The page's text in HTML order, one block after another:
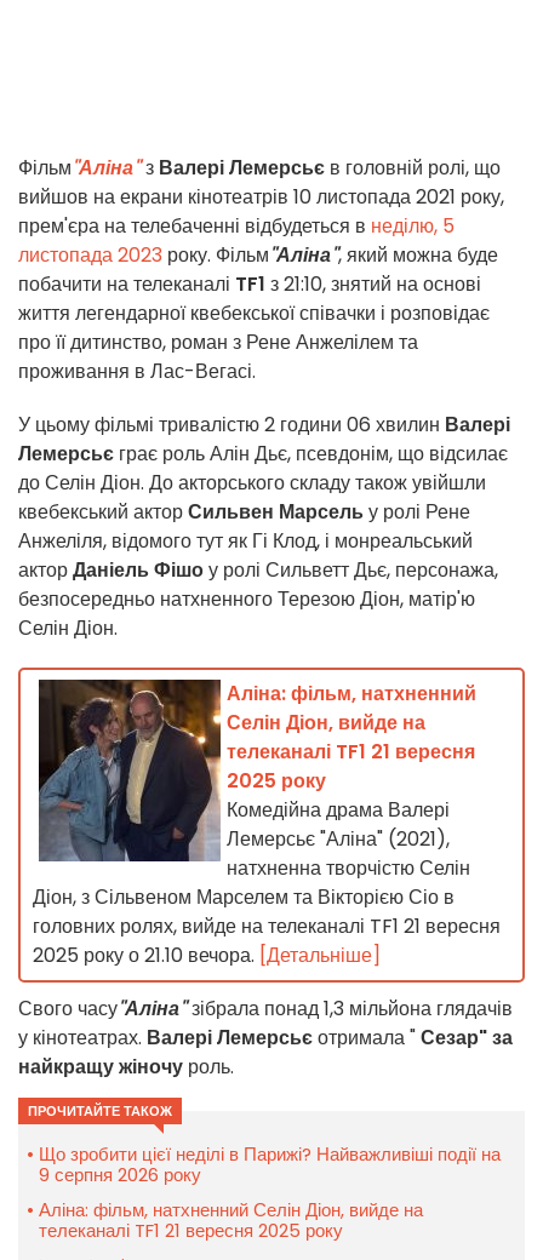
Фільм"Аліна"з Валері Лемерсьє в головній ролі, що
вийшов на екрани кінотеатрів 10 листопада 2021 року,
прем'єра на телебаченні відбудеться в неділю, 5
листопада 2023 року. Фільм"Аліна", який можна буде
побачити на телеканалі TF1 з 21:10, знятий на основі
життя легендарної квебекської співачки і розповідає
про її дитинство, роман з Рене Анжелілем та
проживання в Лас-Вегасі.
У цьому фільмі тривалістю 2 години 06 хвилин Валері
Лемерсьє грає роль Алін Дьє, псевдонім, що відсилає
до Селін Діон. До акторського складу також увійшли
квебекський акторСильвен Марсельу ролі Рене
Анжеліля, відомого тут як Гі Клод, і монреальський
акторДаніель Фішоу ролі Сильветт Дьє, персонажа,
безпосередньо натхненного Терезою Діон, матір'ю
Селін Діон.
Аліна: фільм, натхненний
Селін Діон, вийде на
телеканалі TF1 21 вересня
2025 року
Комедійна драма Валері
Лемерсьє "Аліна" (2021),
натхненна творчістю Селін
Діон, з Сільвеном Марселем та Вікторією Сіо в
головних ролях, вийде на телеканалі TF1 21 вересня
2025 року о 21.10 вечора. [Детальніше]
Свого часу"Аліна"зібрала понад 1,3 мільйона глядачів
у кінотеатрах. Валері Лемерсьєотримала "Сезар" за
найкращу жіночу роль.
ПРОЧИТАЙТЕ ТАКОЖ
Що зробити цієї неділі в Парижі? Найважливіші події на
9 серпня 2026 року
Аліна: фільм, натхненний Селін Діон, вийде на
телеканалі TF1 21 вересня 2025 року